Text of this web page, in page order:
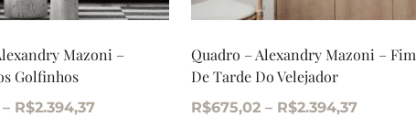
Mazoni –
Golfinhos
– R$2.394,37
Quadro – Alexandry Mazoni – Fim
De Tarde Do Velejador
R$675,02 – R$2.394,37